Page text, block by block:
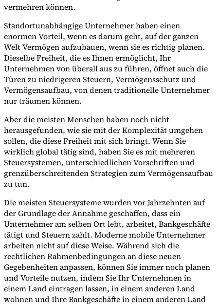
VAT für Anfänger
Indirekte Steuern 101
Expert Tax Series
Indirekte Steuern im elektronischen GeschäftsverkehrVAT in der
GolfregionAufbau eines Kontrollrahmens für indirekte
vermehren können.
Standortunabhängige Unternehmer haben einen
enormen Vorteil, wenn es darum geht, auf der ganzen
Welt Vermögen aufzubauen, wenn sie es richtig planen.
Dieselbe Freiheit, die es Ihnen ermöglicht, Ihr
Unternehmen von überall aus zu führen, öffnet auch die
Türen zu niedrigeren Steuern, Vermögensschutz und
Vermögensaufbau, von denen traditionelle Unternehmer
nur träumen können.
Aber die meisten Menschen haben noch nicht
herausgefunden, wie sie mit der Komplexität umgehen
sollen, die diese Freiheit mit sich bringt. Wenn Sie
wirklich global tätig sind, haben Sie es mit mehreren
Steuersystemen, unterschiedlichen Vorschriften und
grenzüberschreitenden Strategien zum Vermögensaufbau
zu tun.
Die meisten Steuersysteme wurden vor Jahrzehnten auf
der Grundlage der Annahme geschaffen, dass ein
Unternehmer am selben Ort lebt, arbeitet, Bankgeschäfte
tätigt und Steuern zahlt. Moderne mobile Unternehmer
arbeiten nicht auf diese Weise. Während sich die
rechtlichen Rahmenbedingungen an diese neuen
Gegebenheiten anpassen, können Sie immer noch planen
und Vorteile nutzen, indem Sie Ihr Unternehmen in
einem Land eintragen lassen, in einem anderen Land
wohnen und Ihre Bankgeschäfte in einem anderen Land